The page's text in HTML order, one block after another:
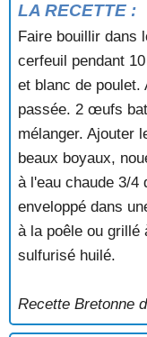
GIBELOTTE
GIGOT
GRAS-DOUBLE A
JAMBON A LA
JAMBONNEAU A
JOUES DE PORC
JUDELLE DES
KIG SAL
BIGOUDENN
LAPEREAU AUX
LAPIN
LAPIN
LARD NANTAIS
MANCHONS
OIE RÔTIE AUX
LA RECETTE :
Faire bouillir dans
cerfeuil pendant
et blanc de poulet.
passée. 2 œufs
mélanger. Ajouter
beaux boyaux,
à l'eau chaude 3/4
enveloppé dans
à la poêle ou grillé
sulfurisé huilé.
Recette Bretonne